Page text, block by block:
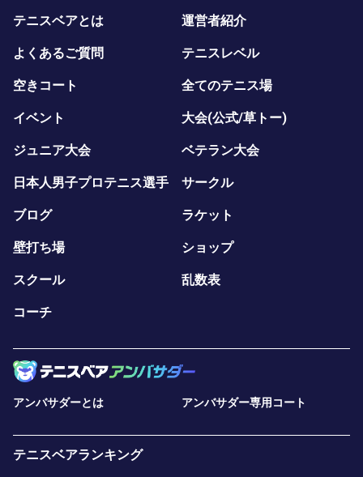
テニスベアとは 運営者紹介
よくあるご質問 テニスレベル
空きコート 全てのテニス場
イベント 大会(公式/草トー)
ジュニア大会 ベテラン大会
日本人男子プロテニス選手 サークル
ブログ ラケット
壁打ち場 ショップ
スクール 乱数表
コーチ
アンバサダーとは アンバサダー専用コート
テニスベアランキング